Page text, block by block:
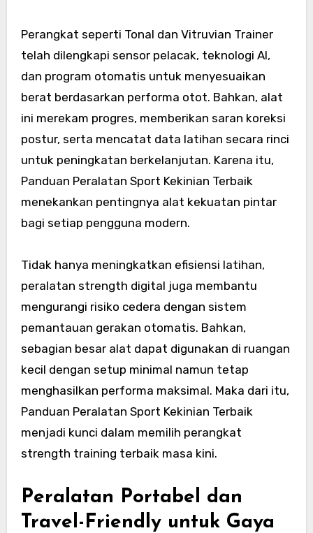
Perangkat seperti Tonal dan Vitruvian Trainer
telah dilengkapi sensor pelacak, teknologi AI,
dan program otomatis untuk menyesuaikan
berat berdasarkan performa otot. Bahkan, alat
ini merekam progres, memberikan saran koreksi
postur, serta mencatat data latihan secara rinci
untuk peningkatan berkelanjutan. Karena itu,
Panduan Peralatan Sport Kekinian Terbaik
menekankan pentingnya alat kekuatan pintar
bagi setiap pengguna modern.
Tidak hanya meningkatkan efisiensi latihan,
peralatan strength digital juga membantu
mengurangi risiko cedera dengan sistem
pemantauan gerakan otomatis. Bahkan,
sebagian besar alat dapat digunakan di ruangan
kecil dengan setup minimal namun tetap
menghasilkan performa maksimal. Maka dari itu,
Panduan Peralatan Sport Kekinian Terbaik
menjadi kunci dalam memilih perangkat
strength training terbaik masa kini.
Peralatan Portabel dan
Travel-Friendly untuk Gaya